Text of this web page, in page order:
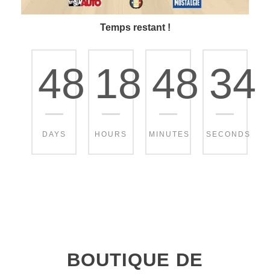
Temps restant !
48
DAYS
18
HOURS
48
MINUTES
32
SECONDS
BOUTIQUE DE